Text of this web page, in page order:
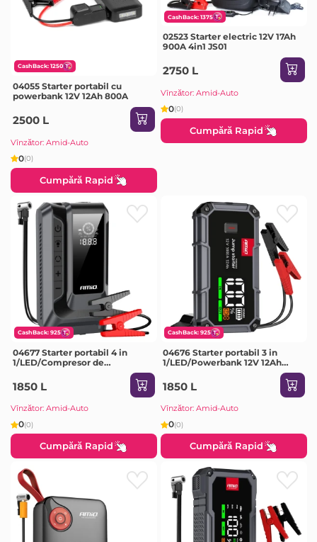
CashBack: 1250
04055 Starter portabil cu
powerbank 12V 12Ah 800A
2500 L
Vînzător: Amid-Auto
0(0)
Cumpără Rapid
CashBack: 1375
02523 Starter electric 12V 17Ah
900A 4in1 JS01
2750 L
Vînzător: Amid-Auto
0(0)
Cumpără Rapid
CashBack: 925
04677 Starter portabil 4 in
1/LED/Compresor de
12Ah 1600A
1850 L
Vînzător: Amid-Auto
0(0)
Cumpără Rapid
CashBack: 925
04676 Starter portabil 3 in
1/LED/Powerbank 12V 12Ah
1850 L
Vînzător: Amid-Auto
0(0)
Cumpără Rapid